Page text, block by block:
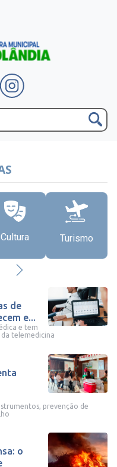
Cultura Turismo
de
e...
e tem
telemedicina
prevenção de
o